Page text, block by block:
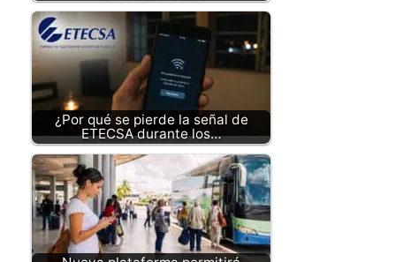
¿Por qué se pierde la señal de
ETECSA durante los…